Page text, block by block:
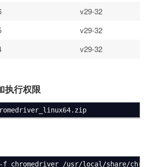
v29-32
v29-32
v29-32
执行权限
f chromedriver /usr/local /share/